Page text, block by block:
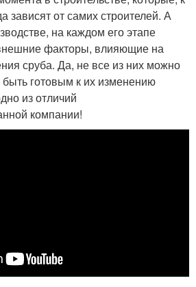
зависят от самих строителей. А
на каждом его этапе
факторы, влияющие на
сруба. Да, не все из них можно
быть готовым к их изменению
из отличий
компании!